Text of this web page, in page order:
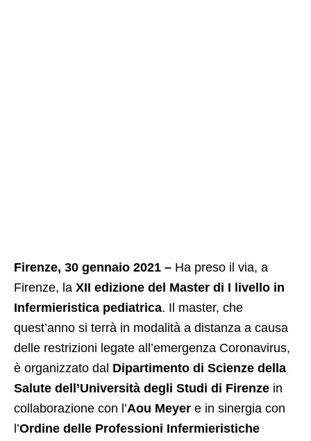
Firenze, 30 gennaio 2021 – Ha preso il via, a
Firenze, la XII edizione del Master di I livello in
Infermieristica pediatrica. Il master, che
quest’anno si terrà in modalità a distanza a causa
delle restrizioni legate all’emergenza Coronavirus,
è organizzato dal Dipartimento di Scienze della
Salute dell’Università degli Studi di Firenze in
collaborazione con l’Aou Meyer e in sinergia con
l’Ordine delle Professioni Infermieristiche